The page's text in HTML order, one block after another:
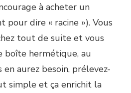
à acheter un
pour dire « racine »). Vous
tout de suite et vous
boîte hermétique, au
en aurez besoin, prélevez-
simple et ça enrichit la